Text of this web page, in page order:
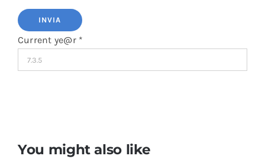
Current ye@r *
You might also like